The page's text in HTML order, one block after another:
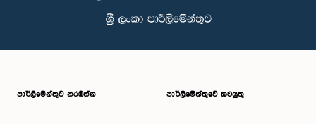
පාර්ලි‌මේන්තුව නරඹන්න පාර්ලිමේන්තුවේ කටයුතු